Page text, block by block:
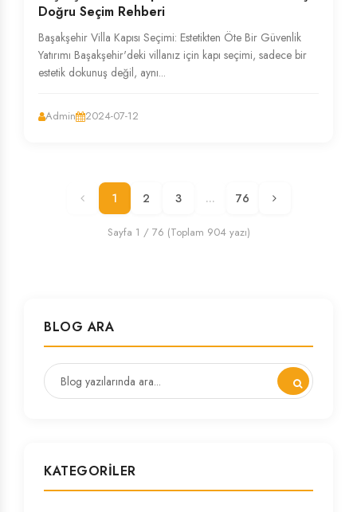
Doğru Seçim Rehberi
Başakşehir Villa Kapısı Seçimi: Estetikten Öte Bir Güvenlik
Yatırımı Başakşehir'deki villanız için kapı seçimi, sadece bir
estetik dokunuş değil, aynı...
Admin 2024-07-12
1 2 3 ... 76
Sayfa 1 / 76 (Toplam 904 yazı)
BLOG ARA
KATEGORILER